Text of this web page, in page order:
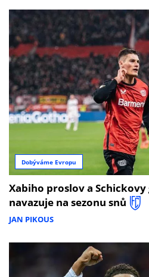
Dobýváme Evropu
Xabiho proslov a
navazuje na sezonu snů
JAN PIKOUS